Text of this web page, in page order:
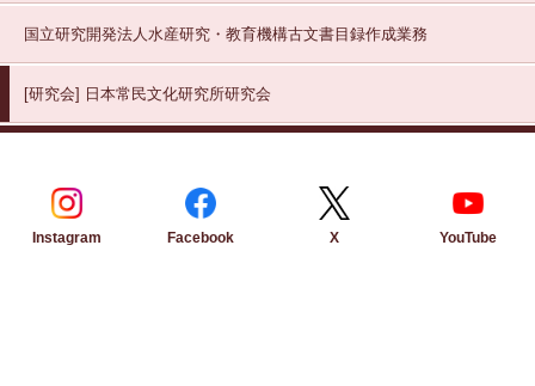
国立研究開発法人水産研究・教育機構古文書目録作成業務
[研究会] 日本常民文化研究所研究会
Instagram Facebook X YouTube